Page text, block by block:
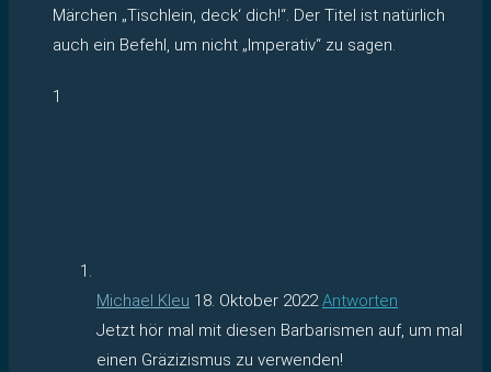
Märchen „Tischlein, deck‘ dich!“. Der Titel ist natürlich
auch ein Befehl, um nicht „Imperativ“ zu sagen.
1
Michael Kleu 18. Oktober 2022 Antworten
Jetzt hör mal mit diesen Barbarismen auf, um mal
einen Gräzizismus zu verwenden!